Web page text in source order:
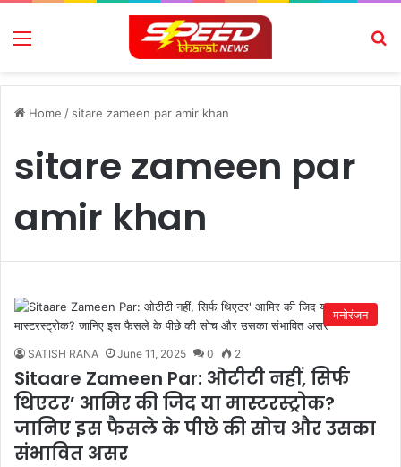
Menu
Home / sitare zameen par amir khan
sitare zameen par
amir khan
मनोरंजन
SATISH RANA June 11, 2025 0 2
Sitaare Zameen Par: ओटीटी नहीं, सिर्फ
थिएटर’ आमिर की जिद या मास्टरस्ट्रोक?
जानिए इस फैसले के पीछे की सोच और उसका
संभावित असर